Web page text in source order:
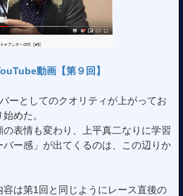
動画【第９回】
ーとしてのクオリティが上がってお
めた。
表情も変わり、上平真二なりに学習
ー感」が出てくるのは、この辺りか
容は第1回と同じようにレース直後の